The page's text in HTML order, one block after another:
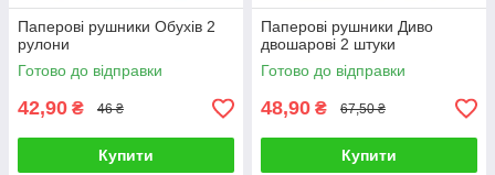
Паперові рушники Обухів 2
рулони
Готово до відправки
42,90 ₴ 46 ₴
Купити
Паперові рушники Диво
двошарові 2 штуки
Готово до відправки
48,90 ₴ 67,50 ₴
Купити